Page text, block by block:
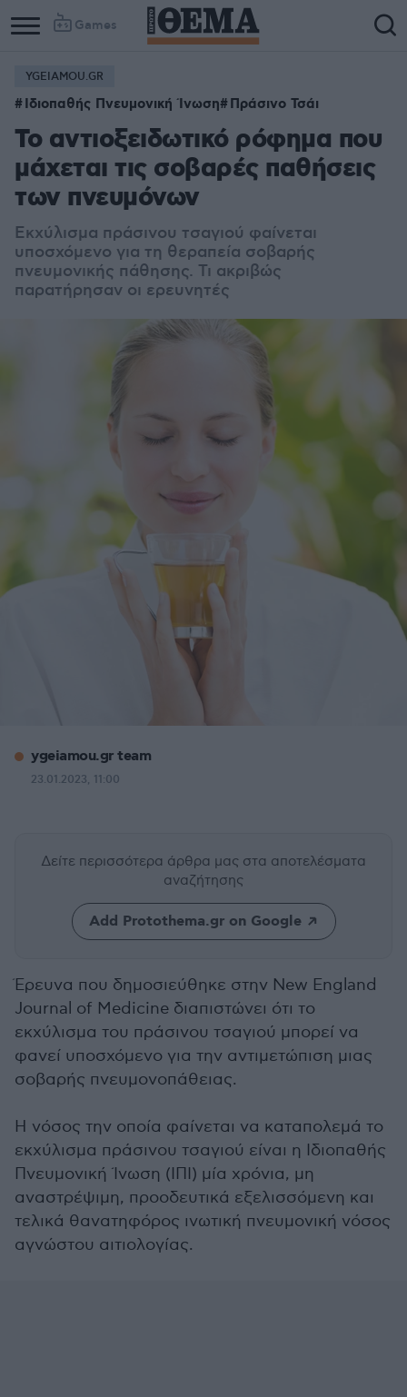
Games
YGEIAMOU.GR
Ιδιοπαθής Πνευμονική Ίνωση Πράσινο Τσάι
Το αντιοξειδωτικό ρόφημα που
μάχεται τις σοβαρές παθήσεις
των πνευμόνων
Εκχύλισμα πράσινου τσαγιού φαίνεται
υποσχόμενο για τη θεραπεία σοβαρής
πνευμονικής πάθησης. Τι ακριβώς
παρατήρησαν οι ερευνητές
ygeiamou.gr team
23.01.2023, 11:00
Δείτε περισσότερα άρθρα μας στα αποτελέσματα
αναζήτησης
Add Protothema.gr on Google
Έρευνα που δημοσιεύθηκε στην New England
Journal of Medicine διαπιστώνει ότι το
εκχύλισμα του πράσινου τσαγιού μπορεί να
φανεί υποσχόμενο για την αντιμετώπιση μιας
σοβαρής πνευμονοπάθειας.
Η νόσος την οποία φαίνεται να καταπολεμά το
εκχύλισμα πράσινου τσαγιού είναι η Ιδιοπαθής
Πνευμονική Ίνωση (ΙΠΙ) μία χρόνια, μη
αναστρέψιμη, προοδευτικά εξελισσόμενη και
τελικά θανατηφόρος ινωτική πνευμονική νόσος
αγνώστου αιτιολογίας.